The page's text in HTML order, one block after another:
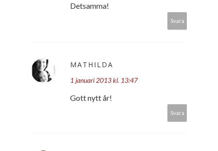
Detsamma!
Svara
MATHILDA
1 januari 2013 kl. 13:47
Gott nytt år!
Svara